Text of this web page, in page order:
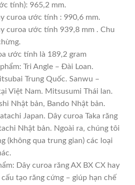
tính): 965,2 mm.
curoa ước tính : 990,6 mm.
curoa ước tính 939,8 mm . Chu
ước tính là 189,2 gram
Tri Angle – Đài Loan.
Trung Quốc. Sanwu –
Việt Nam. Mitsusumi Thái lan.
Nhật bản, Bando Nhật bản.
Japan. Dây curoa Taka răng
Nhật bản. Ngoài ra, chúng tôi
(không qua trung gian) các loại
Dây curoa răng AX BX CX hay
tạo răng cứng – giúp hạn chế